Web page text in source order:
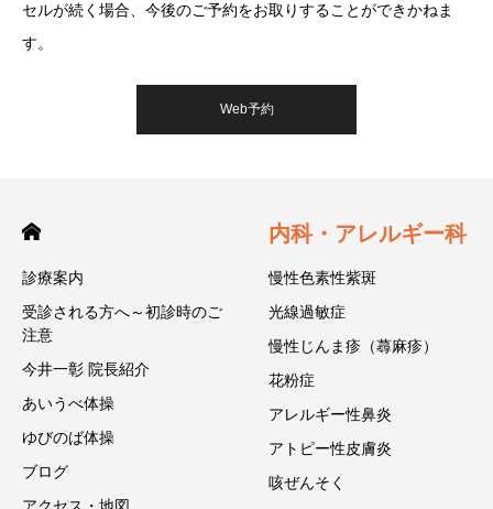
セルが続く場合、今後のご予約をお取りすることができかねま
す。
Web予約
診療案内
受診される方へ～初診時のご
注意
今井一彰 院長紹介
あいうべ体操
ゆびのば体操
ブログ
内科・アレルギー科
慢性色素性紫斑
光線過敏症
慢性じんま疹（蕁麻疹）
花粉症
アレルギー性鼻炎
アトピー性皮膚炎
咳ぜんそく